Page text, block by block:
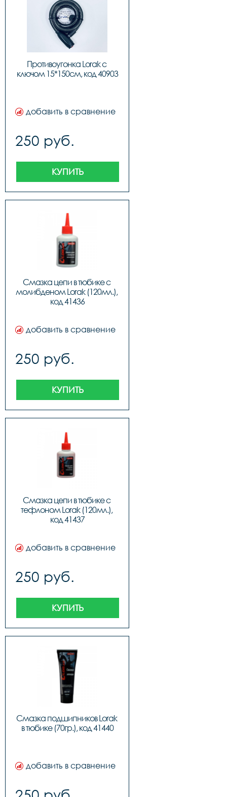
Противоугонка Lorak с
ключом 15*150см, код 40903
добавить в сравнение
250 руб.
КУПИТЬ
Смазка цепи в тюбике с
молибденом Lorak (120мл.),
код 41436
добавить в сравнение
250 руб.
КУПИТЬ
Смазка цепи в тюбике с
тефлоном Lorak (120мл.),
код 41437
добавить в сравнение
250 руб.
КУПИТЬ
Смазка подшипников Lorak
в тюбике (70гр.), код 41440
добавить в сравнение